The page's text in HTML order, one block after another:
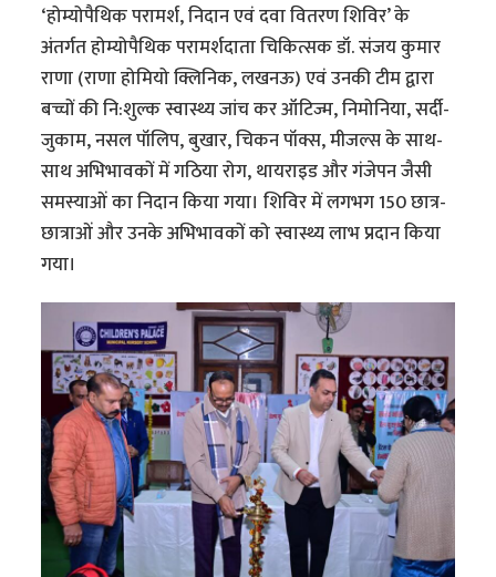
‘होम्योपैथिक परामर्श, निदान एवं दवा वितरण शिविर’ के
अंतर्गत होम्योपैथिक परामर्शदाता चिकित्सक डॉ. संजय कुमार
राणा (राणा होमियो क्लिनिक, लखनऊ) एवं उनकी टीम द्वारा
बच्चों की नि:शुल्क स्वास्थ्य जांच कर ऑटिज्म, निमोनिया, सर्दी-
जुकाम, नसल पॉलिप, बुखार, चिकन पॉक्स, मीजल्स के साथ-
साथ अभिभावकों में गठिया रोग, थायराइड और गंजेपन जैसी
समस्याओं का निदान किया गया। शिविर में लगभग 150 छात्र-
छात्राओं और उनके अभिभावकों को स्वास्थ्य लाभ प्रदान किया
गया।